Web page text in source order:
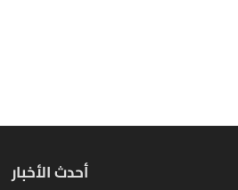
أحدث الأخبار